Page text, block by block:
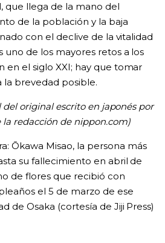
que llega de la mano del
de la población y la baja
con el declive de la vitalidad
uno de los mayores retos a los
en el siglo XXI; hay que tomar
la brevedad posible.
del original escrito en japonés por
redacción de nippon.com)
Ōkawa Misao, la persona más
su fallecimiento en abril de
de flores que recibió con
el 5 de marzo de ese
de Osaka (cortesía de Jiji Press)